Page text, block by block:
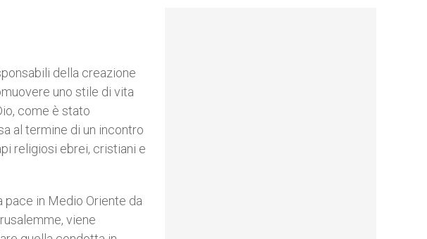
della creazione
uno stile di vita
come è stato
al termine di un incontro
religiosi ebrei, cristiani e
in Medio Oriente da
viene